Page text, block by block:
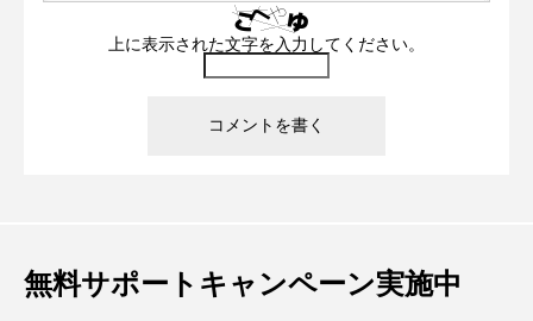
上に表示された文字を入力してください。
無料サポートキャンペーン実施中